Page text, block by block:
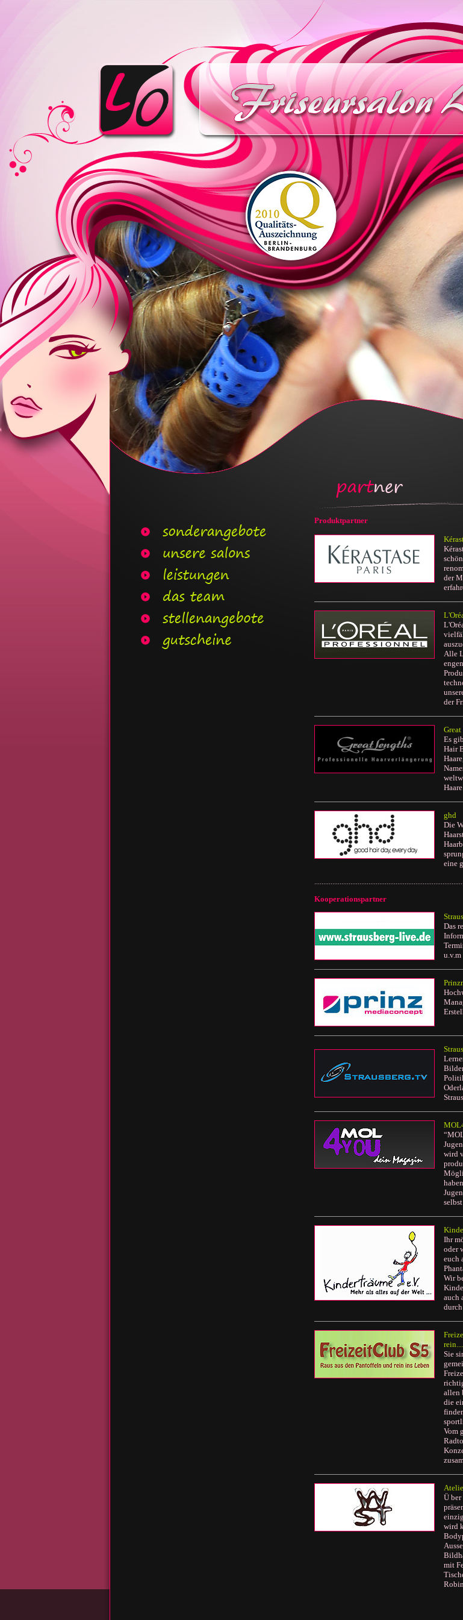
Produktpartner
der
Alle
der
Es
Hair
ghd
Die
eine
Kooperationspartner
Das
u.v.m
wird
Ihr
oder
euch
Wir
auch
rein....
Sie
allen
die
Vom
Ü
wird
mit